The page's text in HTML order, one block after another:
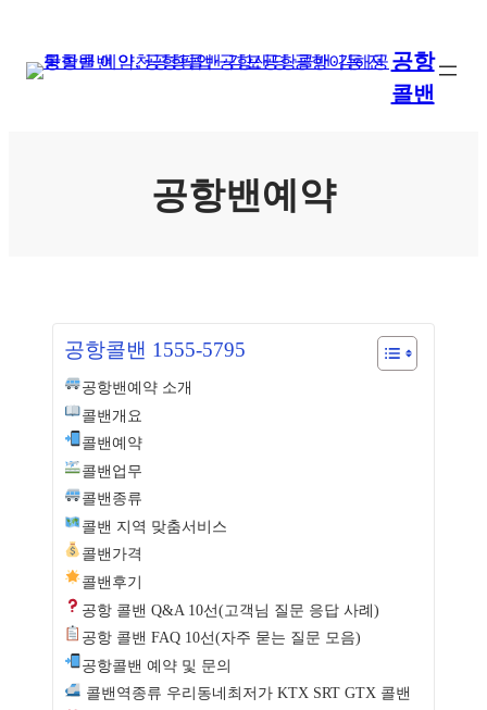
공항
콜밴
공항밴예약
공항콜밴 1555-5795
공항밴예약 소개
콜밴개요
콜밴예약
콜밴업무
콜밴종류
콜밴 지역 맞춤서비스
콜밴가격
콜밴후기
공항 콜밴 Q&A 10선(고객님 질문 응답 사례)
공항 콜밴 FAQ 10선(자주 묻는 질문 모음)
공항콜밴 예약 및 문의
콜밴역종류 우리동네최저가 KTX SRT GTX 콜밴